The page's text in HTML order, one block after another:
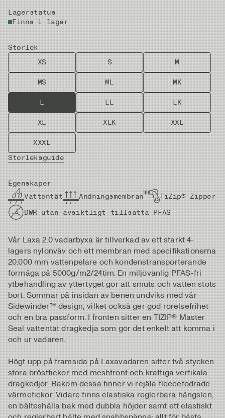
Lagerstatus
Finns i lager
Storlek
XS
S M
MS ML MK
L LL LK
XL XLK XXL
XXXL
Storleksguide
Egenskaper
Vattentät
Andningsmembran
TiZip® Zipper
DWR utan avsiktligt tillsatta PFAS
Vår Laxa 2.0 vadarbyxa är tillverkad av ett starkt 4-
lagers nylonväv och ett membran med specifikationerna
20.000 mm vattenpelare och kondenstransporterande
förmåga på 5000g/m2/24tim. En miljövänlig PFAS-fri
ytbehandling av yttertyget gör att smuts och vatten stöts
bort. Sömmar på insidan av benen undviks med vår
Sidewinder™ design, vilket också ger god rörelsefrihet
och en bra passform. I fronten sitter en TIZIP® Master
Seal vattentät dragkedja som gör det enkelt att komma i
och ur vadaren.
Högt upp på framsida på Laxavadaren sitter två stycken
stora bröstfickor med meshfront och kraftiga vertikala
dragkedjor. Bakom dessa finner vi rejäla fleecefodrade
värmefickor. Vidare finns elastiska reglerbara hängslen,
en bälteshälla bak med dubbla höjder samt ett elastiskt